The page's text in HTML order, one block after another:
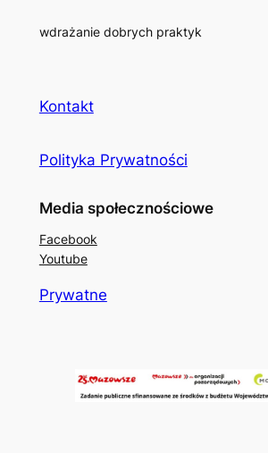
wdrażanie dobrych praktyk
Kontakt
Polityka Prywatności
Media społecznościowe
Facebook
Youtube
Prywatne